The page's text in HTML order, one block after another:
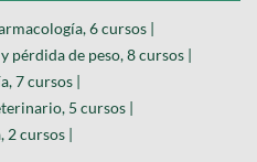
6 cursos |
pérdida de peso, 8 cursos |
7 cursos |
5 cursos |
cursos |